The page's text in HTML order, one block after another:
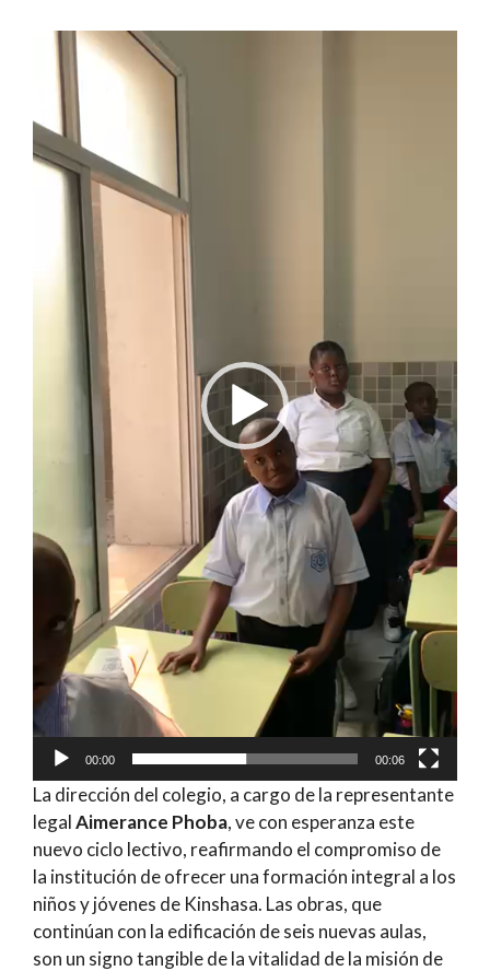
Reproductor
vídeo
00:00 00:06
La dirección del colegio, a cargo de la representante
legalAimerance Phoba, ve con esperanza este
nuevo ciclo lectivo, reafirmando el compromiso de
la institución de ofrecer una formación integral a los
niños y jóvenes de Kinshasa. Las obras, que
continúan con la edificación de seis nuevas aulas,
son un signo tangible de la vitalidad de la misión de